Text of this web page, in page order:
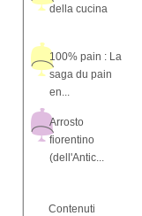
della cucina
100% pain : La
saga du pain
en...
Arrosto
fiorentino
(dell'Antic...
Contenuti